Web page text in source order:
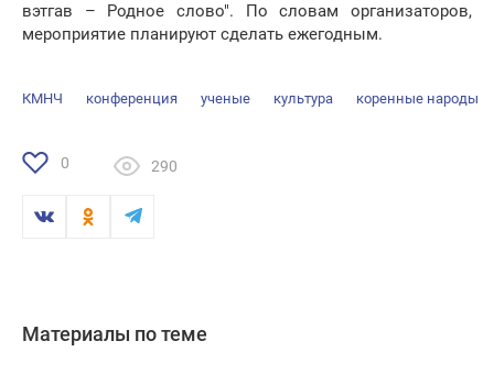
вэтгав – Родное слово". По словам организаторов,
мероприятие планируют сделать ежегодным.
КМНЧ конференция ученые культура коренные народы
0 290
Материалы по теме